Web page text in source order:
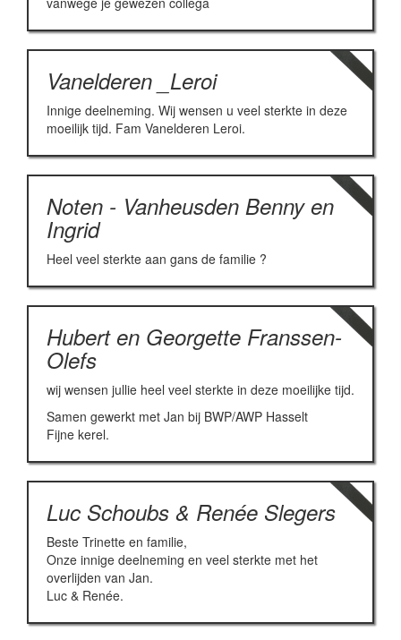
Vanelderen _Leroi
Innige deelneming. Wij wensen u veel sterkte in deze
moeilijk tijd. Fam Vanelderen Leroi.
Noten - Vanheusden Benny en
Ingrid
Heel veel sterkte aan gans de familie ?
Hubert en Georgette Franssen-
Olefs
wij wensen jullie heel veel sterkte in deze moeilijke tijd.
Samen gewerkt met Jan bij BWP/AWP Hasselt
Fijne kerel.
Luc Schoubs & Renée Slegers
Beste Trinette en familie,
Onze innige deelneming en veel sterkte met het
overlijden van Jan.
Luc & Renée.